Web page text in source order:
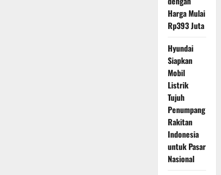
Harga Mulai
Rp393 Juta
Hyundai
Siapkan
Mobil
Listrik
Tujuh
Penumpang
Rakitan
Indonesia
untuk Pasar
Nasional